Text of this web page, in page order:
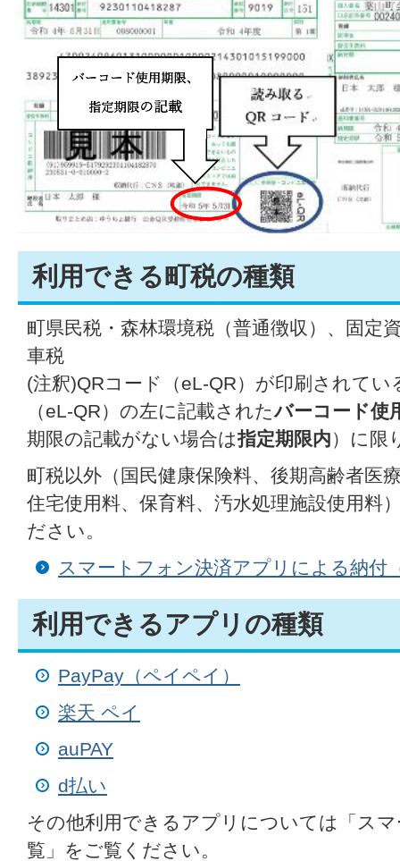
利用できる町税の種類
町県民税・森林環境税（普通徴収）、固定
車税
(注釈)QRコード（eL-QR）が印刷されてい
（eL-QR）の左に記載されたバーコード使
期限の記載がない場合は指定期限内）に限
町税以外（国民健康保険料、後期高齢者医
住宅使用料、保育料、汚水処理施設使用料
ださい。
スマートフォン決済アプリによる納付
利用できるアプリの種類
PayPay（ペイペイ）
楽天 ペイ
auPAY
d払い
その他利用できるアプリについては「ス
覧」をご覧ください。